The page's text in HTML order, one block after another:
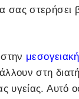
σας στερήσει
στη
υγείας. Αυτό